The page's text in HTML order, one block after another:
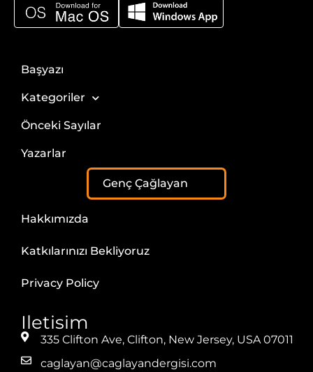
Başyazı
Kategoriler
Önceki Sayılar
Yazarlar
Genç Çağlayan
Hakkımızda
Katkılarınızı Bekliyoruz
Privacy Policy
Iletisim
335 Clifton Ave, Clifton, New Jersey, USA 07011
caglayan@caglayandergisi.com